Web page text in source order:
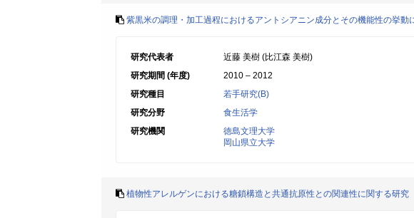
紫黒米の調理・加工過程におけるアントシアニン成分とその機能性の挙動
研究代表者
近藤 美樹 (比江森 美樹)
研究期間 (年度)
2010 – 2012
研究種目
若手研究(B)
研究分野
食生活学
研究機関
徳島文理大学
岡山県立大学
植物性アレルゲンにおける糖鎖構造と共通抗原性との関連性に関する研究